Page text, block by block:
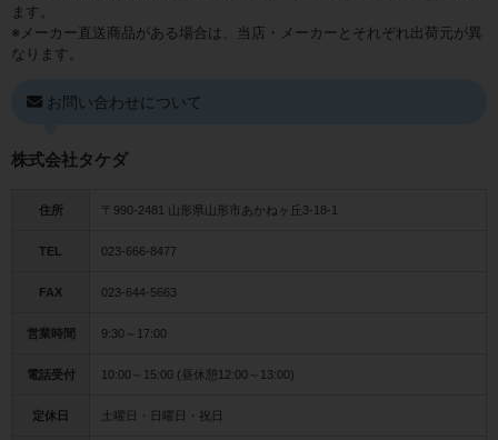
ます。
※メーカー直送商品がある場合は、当店・メーカーとそれぞれ出荷元が異
なります。
お問い合わせについて
株式会社タケダ
住所 〒990-2481 山形県山形市あかねヶ丘3-18-1
TEL 023-666-8477
FAX 023-644-5663
営業時間 9:30～17:00
電話受付 10:00～15:00 (昼休憩12:00～13:00)
定休日 土曜日・日曜日・祝日